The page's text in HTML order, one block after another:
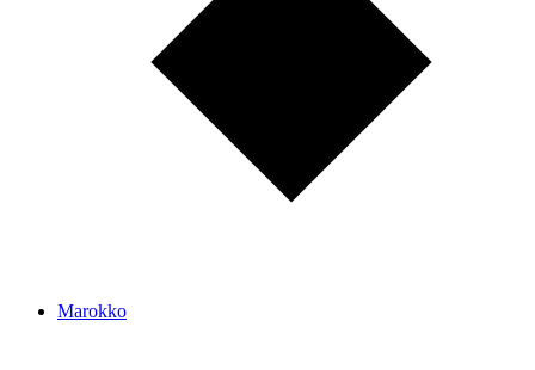
Marokko